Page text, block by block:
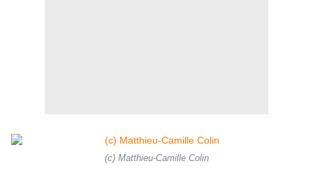
(c) Matthieu-Camille Colin